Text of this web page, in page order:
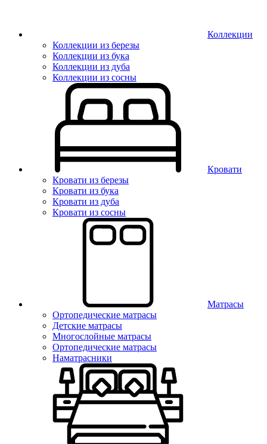
Коллекции
Коллекции из березы
Коллекции из бука
Коллекции из дуба
Коллекции из сосны
Кровати
Кровати из березы
Кровати из бука
Кровати из дуба
Кровати из сосны
Матрасы
Ортопедические матрасы
Детские матрасы
Многослойные матрасы
Ортопедические матрасы
Наматрасники